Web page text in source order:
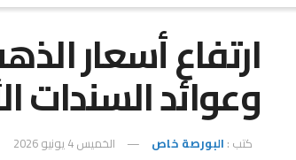
ارتفاع أسعار
وعوائد السندات
كتب : البورصة خاص الخميس 4 يونيو 2026